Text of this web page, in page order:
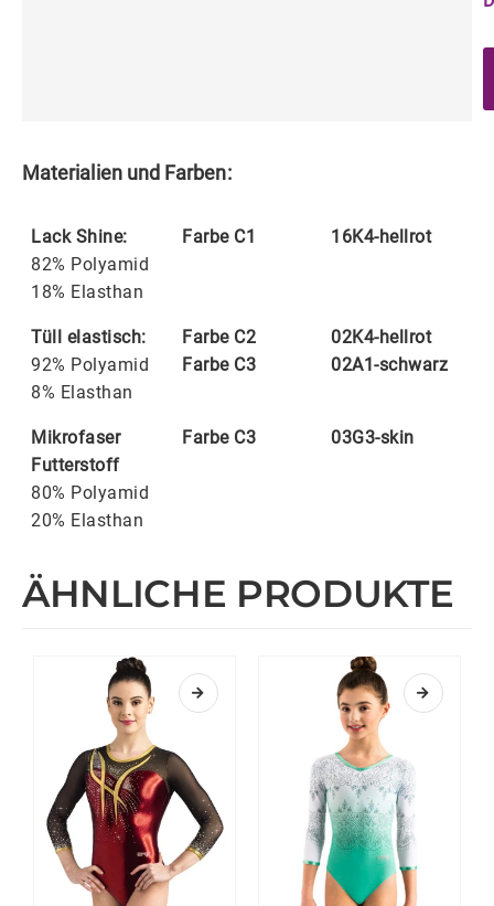
Materialien und Farben:
Lack Shine:
82% Polyamid
18% Elasthan
Farbe C1 16K4-hellrot
Tüll elastisch:
92% Polyamid
8% Elasthan
Farbe C2
Farbe C3
02K4-hellrot
02A1-schwarz
Mikrofaser
Futterstoff
80% Polyamid
20% Elasthan
Farbe C3 03G3-skin
ÄHNLICHE PRODUKTE